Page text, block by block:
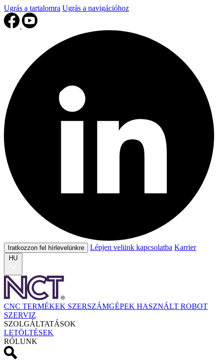
Ugrás a tartalomra Ugrás a navigációhoz
Iratkozzon fel hírlevelünkre Lépjen velünk kapcsolatba Karrier
HU
CNC TERMÉKEK SZERSZÁMGÉPEK HASZNÁLT ROBOT
SZERVIZ
SZOLGÁLTATÁSOK
LETÖLTÉSEK
RÓLUNK